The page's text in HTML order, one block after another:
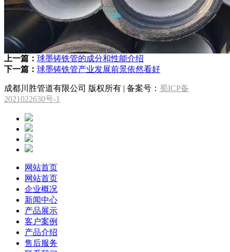
上一篇： 球墨铸铁管的成分和性能介绍
下一篇： 球墨铸铁管产业发展前景依然看好
成都川胜管道有限公司 版权所有 | 备案号： 蜀ICP备
2021022630号-1
网站首页
网站首页
企业概况
新闻中心
产品展示
客户案例
产品介绍
售后服务